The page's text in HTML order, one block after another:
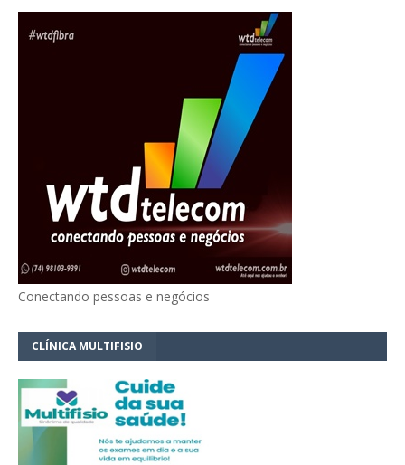
Conectando pessoas e negócios
CLÍNICA MULTIFISIO